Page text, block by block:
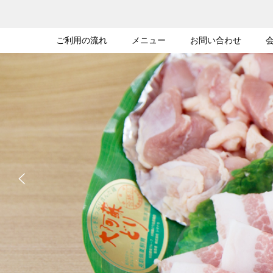
ご利用の流れ メニュー お問い合わせ